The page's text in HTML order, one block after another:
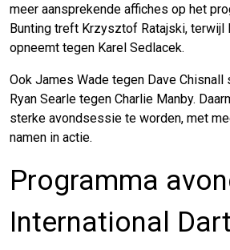
meer aansprekende affiches op het
Bunting treft Krzysztof Ratajski, terwijl
opneemt tegen Karel Sedlacek.
Ook James Wade tegen Dave Chisnall
Ryan Searle tegen Charlie Manby.
sterke avondsessie te worden, met
namen in actie.
Programma
International